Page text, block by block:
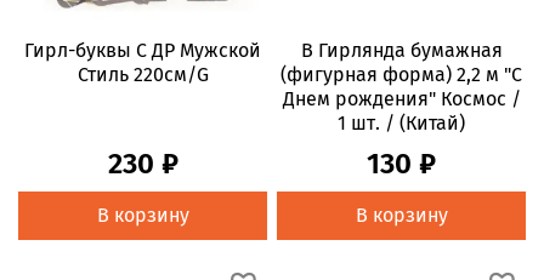
Гирл-буквы С ДР Мужской
Стиль 220см/G
230 ₽
В корзину
В Гирлянда бумажная
(фигурная форма) 2,2 м "С
Днем рождения" Космос /
1 шт. / (Китай)
130 ₽
В корзину